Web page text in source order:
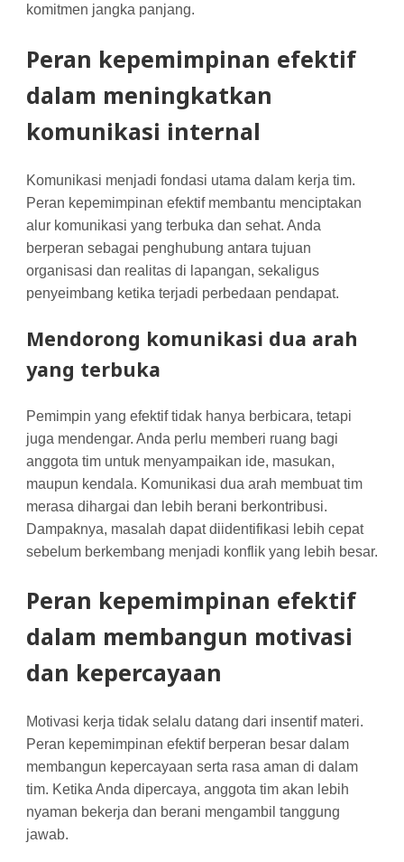
komitmen jangka panjang.
Peran kepemimpinan efektif
dalam meningkatkan
komunikasi internal
Komunikasi menjadi fondasi utama dalam kerja tim.
Peran kepemimpinan efektif membantu menciptakan
alur komunikasi yang terbuka dan sehat. Anda
berperan sebagai penghubung antara tujuan
organisasi dan realitas di lapangan, sekaligus
penyeimbang ketika terjadi perbedaan pendapat.
Mendorong komunikasi dua arah
yang terbuka
Pemimpin yang efektif tidak hanya berbicara, tetapi
juga mendengar. Anda perlu memberi ruang bagi
anggota tim untuk menyampaikan ide, masukan,
maupun kendala. Komunikasi dua arah membuat tim
merasa dihargai dan lebih berani berkontribusi.
Dampaknya, masalah dapat diidentifikasi lebih cepat
sebelum berkembang menjadi konflik yang lebih besar.
Peran kepemimpinan efektif
dalam membangun motivasi
dan kepercayaan
Motivasi kerja tidak selalu datang dari insentif materi.
Peran kepemimpinan efektif berperan besar dalam
membangun kepercayaan serta rasa aman di dalam
tim. Ketika Anda dipercaya, anggota tim akan lebih
nyaman bekerja dan berani mengambil tanggung
jawab.